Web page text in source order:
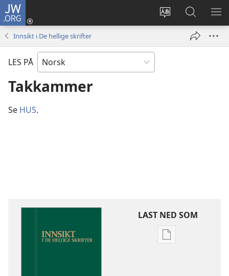
JW.ORG
Endre
Logg
inn
vindu)
Søk
på
JW.ORG
VIS
Innsikt i De hellige skrifter
LES PÅ
Takkammer
Se HUS.
LAST NED SOM